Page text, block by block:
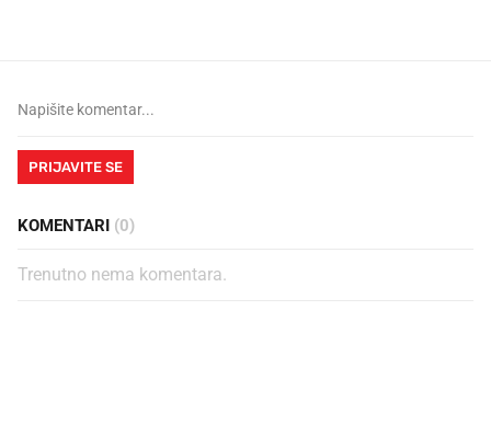
PRIJAVITE SE
KOMENTARI (0)
Trenutno nema komentara.